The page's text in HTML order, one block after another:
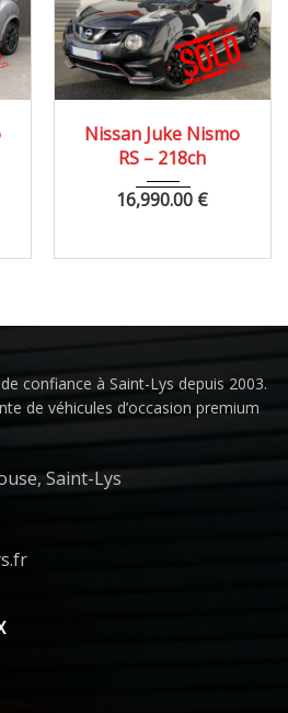
79000 km
Nissan Juke Nismo
RS – 218ch
16,990.00 €
confiance à Saint-Lys depuis 2003.
de véhicules d’occasion premium
Saint-Lys